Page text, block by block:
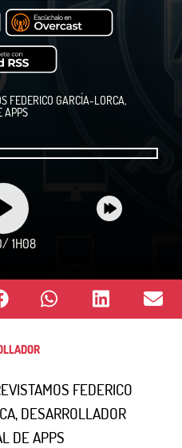
FEDERICO GARCÍA-LORCA,
APPS
/ 1H08
FEDERICO
DESARROLLADOR
DE APPS